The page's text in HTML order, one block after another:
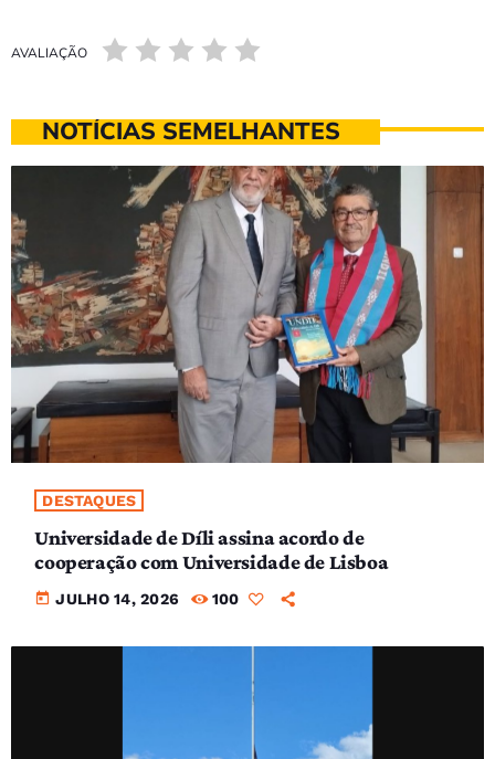
AVALIAÇÃO
NOTÍCIAS SEMELHANTES
DESTAQUES
Universidade de Díli assina acordo de
cooperação com Universidade de Lisboa
today JULHO 14, 2026 100